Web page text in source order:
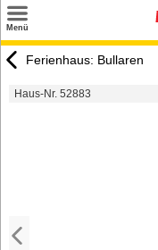
Menü
Urlaubsziele
Ferienhaus: Bullaren
Haus-Nr. 52883